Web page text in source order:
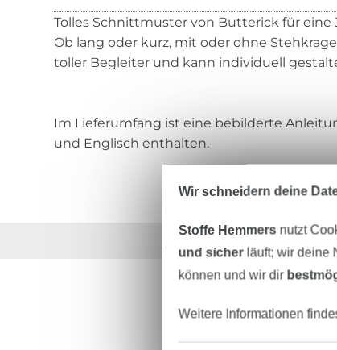
Tolles Schnittmuster von Butterick für eine
Ob lang oder kurz, mit oder ohne
toller Begleiter und kann individuell
Im Lieferumfang ist eine bebilderte
und Englisch enthalten.
Über 1.8
Wir schneidern deine
Stoffe Hemmers nutzt
und sicherläuft; wir deine
können und wir dir
Weitere Informationen